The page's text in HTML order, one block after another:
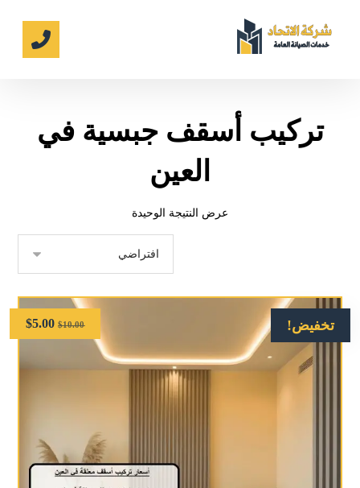
تركيب أسقف جبسية في
العين
عرض النتيجة الوحيدة
تخفيض! $10.00
$5.00